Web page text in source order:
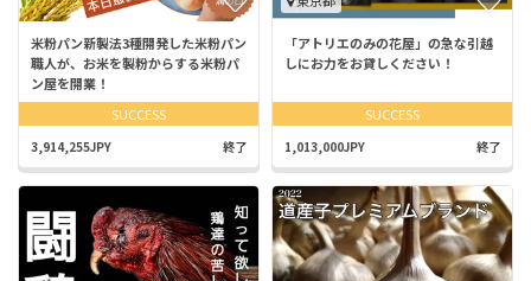
米粉パン新製法3種開発した米粉パン
職人が、お米を製粉からする米粉パ
ン屋を開業！
SUCCESS
3,914,255JPY 終了
「アトリエのみの花屋」の急な引越
しにお力をお貸しください！
SUCCESS
1,013,000JPY 終了